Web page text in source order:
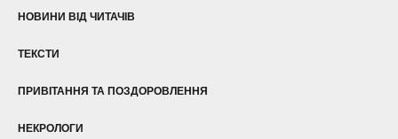
НОВИНИ ВІД ЧИТАЧІВ
ТЕКСТИ
ПРИВІТАННЯ ТА ПОЗДОРОВЛЕННЯ
НЕКРОЛОГИ